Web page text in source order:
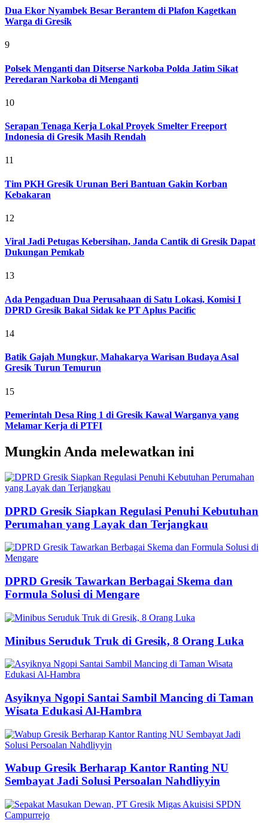
Dua Ekor Nyambek Besar Berantem di Plafon Kagetkan
Warga di Gresik
9
Polsek Menganti dan Ditserse Narkoba Polda Jatim Sikat
Peredaran Narkoba di Menganti
10
Serapan Tenaga Kerja Lokal Proyek Smelter Freeport
Indonesia di Gresik Masih Rendah
11
Tim PKH Gresik Urunan Beri Bantuan Gakin Korban
Kebakaran
12
Viral Jadi Petugas Kebersihan, Janda Cantik di Gresik Dapat
Dukungan Pemkab
13
Ada Pengaduan Dua Perusahaan di Satu Lokasi, Komisi I
DPRD Gresik Bakal Sidak ke PT Aplus Pacific
14
Batik Gajah Mungkur, Mahakarya Warisan Budaya Asal
Gresik Turun Temurun
15
Pemerintah Desa Ring 1 di Gresik Kawal Warganya yang
Melamar Kerja di PTFI
Mungkin Anda melewatkan ini
DPRD Gresik Siapkan Regulasi Penuhi Kebutuhan
Perumahan yang Layak dan Terjangkau
DPRD Gresik Tawarkan Berbagai Skema dan
Formula Solusi di Mengare
Minibus Seruduk Truk di Gresik, 8 Orang Luka
Asyiknya Ngopi Santai Sambil Mancing di Taman
Wisata Edukasi Al-Hambra
Wabup Gresik Berharap Kantor Ranting NU
Sembayat Jadi Solusi Persoalan Nahdliyyin